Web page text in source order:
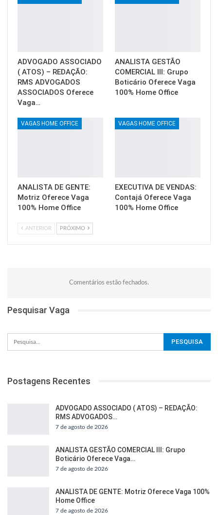
ADVOGADO ASSOCIADO
( ATOS) – REDAÇÃO:
RMS ADVOGADOS
ASSOCIADOS Oferece
Vaga…
ANALISTA GESTÃO
COMERCIAL III: Grupo
Boticário Oferece Vaga
100% Home Office
VAGAS HOME OFFICE
ANALISTA DE GENTE:
Motriz Oferece Vaga
100% Home Office
VAGAS HOME OFFICE
EXECUTIVA DE VENDAS:
Contajá Oferece Vaga
100% Home Office
ANTERIOR PRÓXIMO
Comentários estão fechados.
Pesquisar Vaga
Postagens Recentes
ADVOGADO ASSOCIADO ( ATOS) – REDAÇÃO:
RMS ADVOGADOS…
7 de agosto de 2026
ANALISTA GESTÃO COMERCIAL III: Grupo
Boticário Oferece Vaga…
7 de agosto de 2026
ANALISTA DE GENTE: Motriz Oferece Vaga 100%
Home Office
7 de agosto de 2026